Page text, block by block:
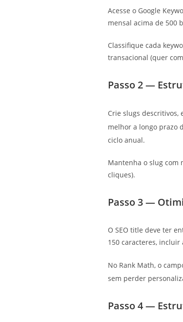
Acesse o Google
mensal acima de 500
Classifique cada
transacional (quer
Passo 2 —
Crie slugs descritivos,
melhor a longo prazo
ciclo anual.
Mantenha o slug com
cliques).
Passo 3 —
O SEO title deve ter
150 caracteres, incluir
No Rank Math, o
sem perder
Passo 4 —